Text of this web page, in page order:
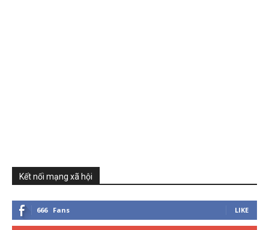
Kết nối mạng xã hội
666 Fans LIKE